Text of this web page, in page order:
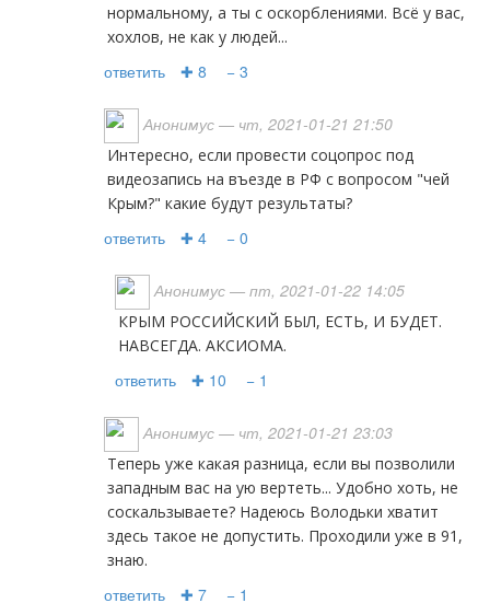
нормальному, а ты с оскорблениями. Всё у вас,
хохлов, не как у людей...
ответить ✚ 8 − 3
Анонимус — чт, 2021-01-21 21:50
Интересно, если провести соцопрос под
видеозапись на въезде в РФ с вопросом "чей
Крым?" какие будут результаты?
ответить ✚ 4 − 0
Анонимус — пт, 2021-01-22 14:05
КРЫМ РОССИЙСКИЙ БЫЛ, ЕСТЬ, И БУДЕТ.
НАВСЕГДА. АКСИОМА.
ответить ✚ 10 − 1
Анонимус — чт, 2021-01-21 23:03
Теперь уже какая разница, если вы позволили
западным вас на ую вертеть... Удобно хоть, не
соскальзываете? Надеюсь Володьки хватит
здесь такое не допустить. Проходили уже в 91,
знаю.
ответить ✚ 7 − 1